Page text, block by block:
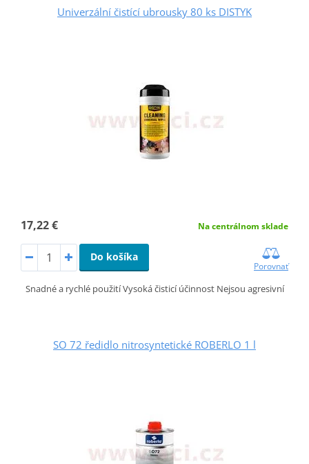
Univerzální čistící ubrousky 80 ks DISTYK
17,22 € Na centrálnom sklade
Do košíka
Porovnať
Snadné a rychlé použití Vysoká čisticí účinnost Nejsou agresivní
SO 72 ředidlo nitrosyntetické ROBERLO 1 l